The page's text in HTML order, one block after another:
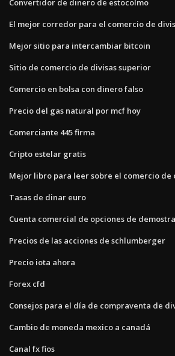
Convertidor de dinero de estocolmo
El mejor corredor para el comercio de
Mejor sitio para intercambiar bitcoin
Sitio de comercio de divisas superior
Comercio en bolsa con dinero falso
Precio del gas natural por mcf hoy
Comerciante 445 firma
Cripto estelar gratis
Mejor libro para leer sobre el comercio de
Tasas de dinar euro
Cuenta comercial de opciones de
Precios de las acciones de schlumberger
Precio iota ahora
Forex cfd
Consejos para el día de compraventa de
Cambio de moneda mexico a canadá
Canal fx fios